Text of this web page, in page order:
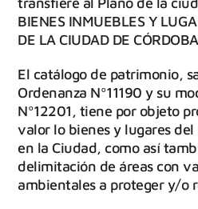
BIENES INMUEBLES Y
DE LA CIUDAD DE
El catálogo de patrimonio,
Ordenanza Nº11190 y su
Nº12201, tiene por objeto
valor lo bienes y lugares
en la Ciudad, como así
delimitación de áreas con
ambientales a proteger y/o